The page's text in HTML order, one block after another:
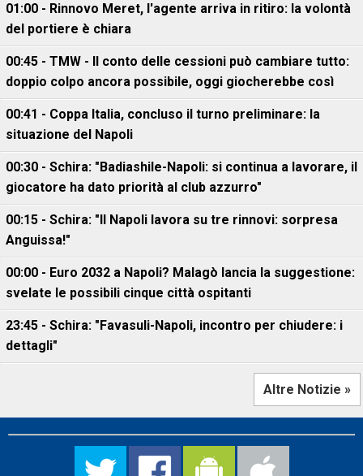
01:00 - Rinnovo Meret, l'agente arriva in ritiro: la volontà
del portiere è chiara
00:45 - TMW - Il conto delle cessioni può cambiare tutto:
doppio colpo ancora possibile, oggi giocherebbe così
00:41 - Coppa Italia, concluso il turno preliminare: la
situazione del Napoli
00:30 - Schira: "Badiashile-Napoli: si continua a lavorare, il
giocatore ha dato priorità al club azzurro"
00:15 - Schira: "Il Napoli lavora su tre rinnovi: sorpresa
Anguissa!"
00:00 - Euro 2032 a Napoli? Malagò lancia la suggestione:
svelate le possibili cinque città ospitanti
23:45 - Schira: "Favasuli-Napoli, incontro per chiudere: i
dettagli"
Altre Notizie »